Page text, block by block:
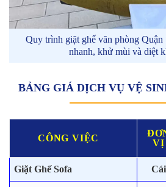
Quy trình giặt ghế văn phòng
nhanh, khử mùi và diệt
BẢNG GIÁ DỊCH VỤ VỆ
CÔNG VIỆC
VỊ
Giặt Ghế Sofa Cái